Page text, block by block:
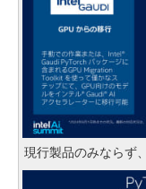
現行製品のみならず